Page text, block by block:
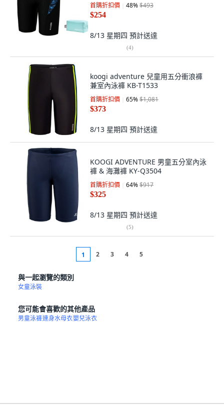
首購折扣價 48%$493
$254
8/13 星期四 預計送達
(4)
koogi adventure 兒童用五分衝浪褲
兼室內泳褲 KB-T1533
首購折扣價 65%$1,081
$373
8/13 星期四 預計送達
KOOGI ADVENTURE 男童五分室內泳
褲 & 海灘褲 KY-Q3504
首購折扣價 64%$917
$325
8/13 星期四 預計送達
(5)
1 2 3 4 5
與一起瀏覽的類別
女童泳裝
您可能會喜歡的其他產品
男童泳褲連身水母衣嬰兒泳衣